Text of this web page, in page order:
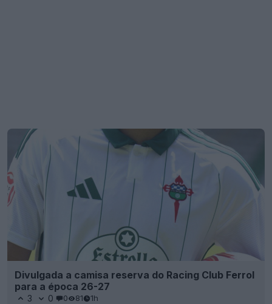
Divulgada a camisa reserva do Racing Club Ferrol
para a época 26-27
3 0 0 81 1h